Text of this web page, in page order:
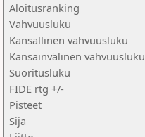
Aloitusranking
Vahvuusluku
Kansallinen vahvuusluku
Kansainvälinen vahvuusluku
Suoritusluku
FIDE rtg +/-
Pisteet
Sija